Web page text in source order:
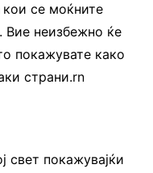
се моќните
Вие неизбежно ќе
покажувате како
страни.rn
свет покажувајќи